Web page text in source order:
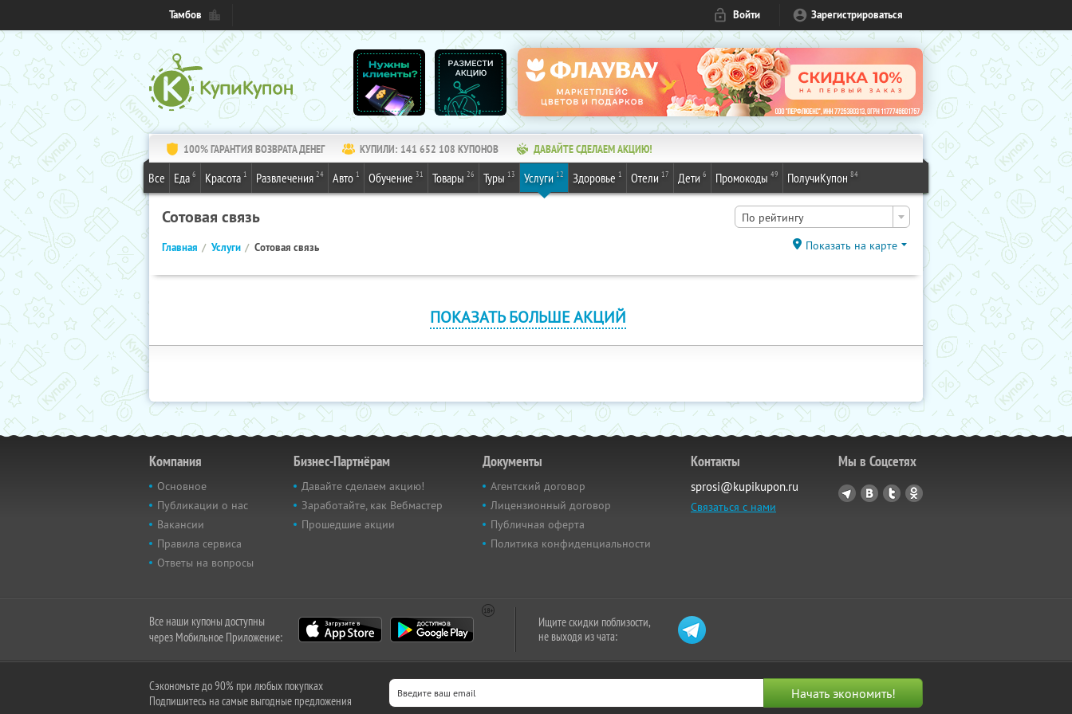
Тамбов Войти Зарегистрироваться
100% ГАРАНТИЯ ВОЗВРАТА ДЕНЕГ КУПИЛИ: 141 652 108 КУПОНОВ ДАВАЙТЕ СДЕЛАЕМ АКЦИЮ!
Все Еда 6 Красота 1 Развлечения 24 Авто 1 Обучение 31 Товары 26 Туры 13 Услуги 12 Здоровье 1 Отели 17 Дети 6 Промокоды 49 ПолучиКупон 84
Сотовая связь По рейтингу
Главная Услуги Сотовая связь Показать на карте
ПОКАЗАТЬ БОЛЬШЕ АКЦИЙ
Компания
Основное
Публикации о нас
Вакансии
Правила сервиса
Ответы на вопросы
Бизнес-Партнёрам
Давайте сделаем акцию!
Заработайте, как Вебмастер
Прошедшие акции
Документы
Агентский договор
Лицензионный договор
Публичная оферта
Политика конфиденциальности
Контакты
sprosi@kupikupon.ru
Связаться с нами
Мы в Соцсетях
Все наши купоны доступны
через Мобильное Приложение:
Ищите скидки поблизости,
не выходя из чата:
Сэкономьте до 90% при любых покупках
Подпишитесь на самые выгодные предложения